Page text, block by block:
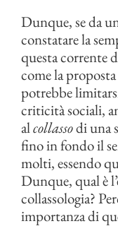
Dunque, se da
constatare la
questa corrente
come la
potrebbe
criticità sociali,
alcollassodi una
fino in fondo il
molti, essendo
Dunque, qual è
collassologia?
importanza di